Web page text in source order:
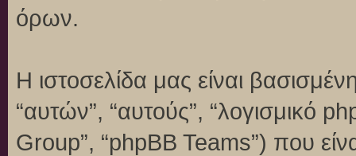
όρων.
Η ιστοσελίδα μας είναι
“αυτών”, “αυτούς”, “λογισμικό
Group”, “phpBB Teams”) που